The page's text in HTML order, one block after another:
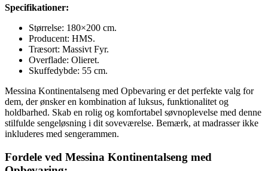
Specifikationer:
Størrelse: 180×200 cm.
Producent: HMS.
Træsort: Massivt Fyr.
Overflade: Olieret.
Skuffedybde: 55 cm.
Messina Kontinentalseng med Opbevaring er det perfekte valg for
dem, der ønsker en kombination af luksus, funktionalitet og
holdbarhed. Skab en rolig og komfortabel søvnoplevelse med denne
stilfulde sengeløsning i dit soveværelse. Bemærk, at madrasser ikke
inkluderes med sengerammen.
Fordele ved Messina Kontinentalseng med